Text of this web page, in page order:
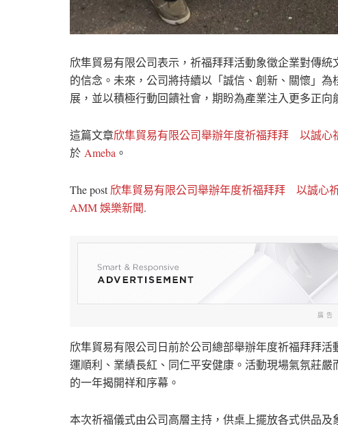
欣隼貿易有限公司表示，祈福拜拜活動象徵企業對傳
的信念。未來，公司將持續以「誠信、創新、關懷」
展，並以積極行動回饋社會，期盼為產業注入更多正向
這篇文章欣隼貿易有限公司舉辦年度祈福拜拜 以誠心
於 Ameba 。
The post欣隼貿易有限公司舉辦年度祈福拜拜 以誠心
AMM 娛樂新聞.
廣告
欣隼貿易有限公司日前於公司總部舉辦年度祈福拜拜
運順利、業績長紅、同仁平安健康。活動現場氣氛莊
的一年揭開祥和序幕。
本次祈福儀式由公司高層主持，供桌上擺放各式供品